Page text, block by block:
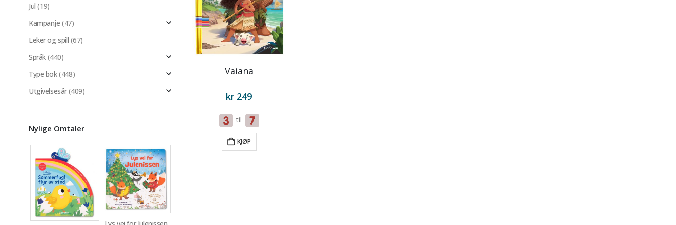
Vaiana
kr 249
til
KJØP
Jul (19)
Kampanje (47)
Leker og spill (67)
Språk (440)
Type bok(448)
Utgivelsesår (409)
Nylige Omtaler